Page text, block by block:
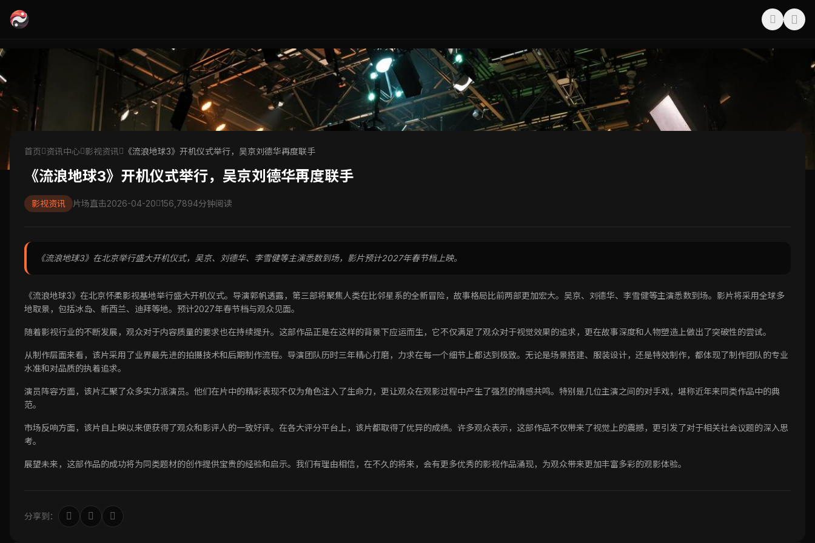
首页 资讯中心 影视资讯 《流浪地球3》开机仪式举行，吴京刘德华再度联手
《流浪地球3》开机仪式举行，吴京刘德华再度联手
影视资讯 片场直击2026-04-20 156,7894分钟阅读
《流浪地球3》在北京举行盛大开机仪式，吴京、刘德华、李雪健等主演悉数到场，影片预计2027年春节档上映。
《流浪地球3》在北京怀柔影视基地举行盛大开机仪式。导演郭帆透露，第三部将聚焦人类在比邻星系的全新冒险，故事格局比前两部更加宏大。吴京、刘德华、李雪健等主演悉数到场。影片将采用全球多
地取景，包括冰岛、新西兰、迪拜等地。预计2027年春节档与观众见面。
随着影视行业的不断发展，观众对于内容质量的要求也在持续提升。这部作品正是在这样的背景下应运而生，它不仅满足了观众对于视觉效果的追求，更在故事深度和人物塑造上做出了突破性的尝试。
从制作层面来看，该片采用了业界最先进的拍摄技术和后期制作流程。导演团队历时三年精心打磨，力求在每一个细节上都达到极致。无论是场景搭建、服装设计，还是特效制作，都体现了制作团队的专业
水准和对品质的执着追求。
演员阵容方面，该片汇聚了众多实力派演员。他们在片中的精彩表现不仅为角色注入了生命力，更让观众在观影过程中产生了强烈的情感共鸣。特别是几位主演之间的对手戏，堪称近年来同类作品中的典
范。
市场反响方面，该片自上映以来便获得了观众和影评人的一致好评。在各大评分平台上，该片都取得了优异的成绩。许多观众表示，这部作品不仅带来了视觉上的震撼，更引发了对于相关社会议题的深入思
考。
展望未来，这部作品的成功将为同类题材的创作提供宝贵的经验和启示。我们有理由相信，在不久的将来，会有更多优秀的影视作品涌现，为观众带来更加丰富多彩的观影体验。
分享到：